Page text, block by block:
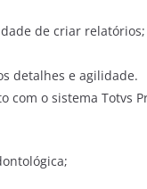
de criar relatórios;
detalhes e agilidade.
com o sistema Totvs